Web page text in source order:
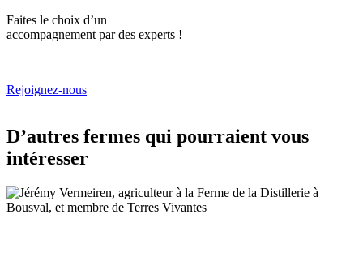
Faites le choix d’un
accompagnement par des experts !
Rejoignez-nous
D’autres fermes qui pourraient vous
intéresser
Image